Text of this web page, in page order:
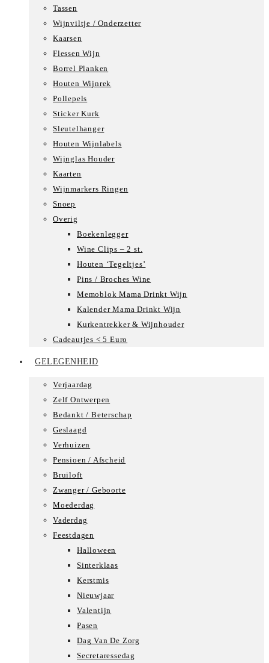
Tassen
Wijnviltje / Onderzetter
Kaarsen
Flessen Wijn
Borrel Planken
Houten Wijnrek
Pollepels
Sticker Kurk
Sleutelhanger
Houten Wijnlabels
Wijnglas Houder
Kaarten
Wijnmarkers Ringen
Snoep
Overig
Boekenlegger
Wine Clips – 2 st.
Houten ‘Tegeltjes’
Pins / Broches Wine
Memoblok Mama Drinkt Wijn
Kalender Mama Drinkt Wijn
Kurkentrekker & Wijnhouder
Cadeautjes < 5 Euro
GELEGENHEID
Verjaardag
Zelf Ontwerpen
Bedankt / Beterschap
Geslaagd
Verhuizen
Pensioen / Afscheid
Bruiloft
Zwanger / Geboorte
Moederdag
Vaderdag
Feestdagen
Halloween
Sinterklaas
Kerstmis
Nieuwjaar
Valentijn
Pasen
Dag Van De Zorg
Secretaressedag